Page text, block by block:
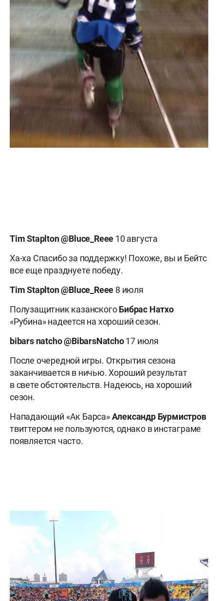
TimStaplton @Bluce_ Reee 10 августа
Ха-ха Спасибо за поддержку! Похоже, вы и Бейтс
все еще празднуете победу.
TimStaplton @Bluce_ Reee 8 июля
Полузащитник казанскогоБибрас Натхо
«Рубина» надеется на хороший сезон.
bibars natcho ‏@BibarsNatcho17 июля
После очередной игры. Открытия сезона
заканчивается в ничью. Хороший результат
в свете обстоятельств. Надеюсь, на хороший
сезон.
Нападающий «Ак Барса»Александр Бурмистров
твиттером не пользуются, однако в инстаграме
появляется часто.